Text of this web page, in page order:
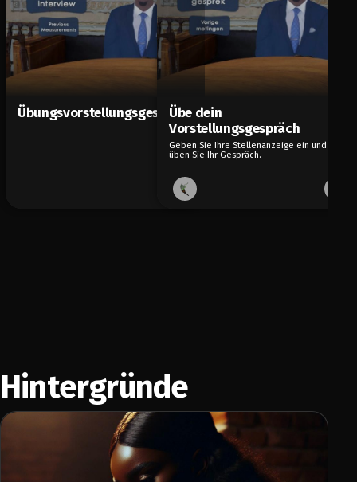
ÜbungsvorstellungsgesprächÜbe dein
Vorstellungsgespräch
Geben Sie Ihre Stellenanzeige ein und
üben Sie Ihr Gespräch.
Hintergründe